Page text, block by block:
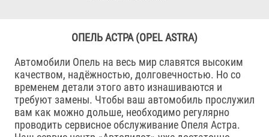
ОПЕЛЬ АСТРА (OPEL ASTRA)
Автомобили Опель на весь мир славятся высоким
качеством, надёжностью, долговечностью. Но со
временем детали этого авто изнашиваются и
требуют замены. Чтобы ваш автомобиль прослужил
вам как можно дольше, необходимо регулярно
проводить сервисное обслуживание Опеля Астра.